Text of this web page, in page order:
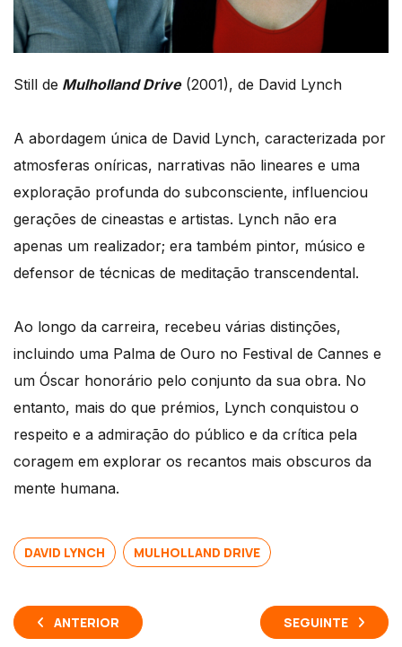
Still de Mulholland Drive(2001), de David Lynch
A abordagem única de David Lynch, caracterizada por
atmosferas oníricas, narrativas não lineares e uma
exploração profunda do subconsciente, influenciou
gerações de cineastas e artistas. Lynch não era
apenas um realizador; era também pintor, músico e
defensor de técnicas de meditação transcendental.
Ao longo da carreira, recebeu várias distinções,
incluindo uma Palma de Ouro no Festival de Cannes e
um Óscar honorário pelo conjunto da sua obra. No
entanto, mais do que prémios, Lynch conquistou o
respeito e a admiração do público e da crítica pela
coragem em explorar os recantos mais obscuros da
mente humana.
DAVID LYNCH MULHOLLAND DRIVE
ANTERIOR SEGUINTE